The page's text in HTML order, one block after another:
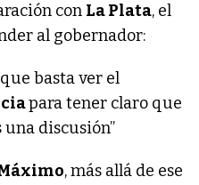
con La Plata, el
al gobernador:
basta ver el
para tener claro que
una discusión”
, más allá de ese